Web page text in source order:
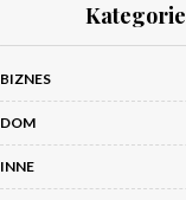
Kategorie
BIZNES
DOM
INNE